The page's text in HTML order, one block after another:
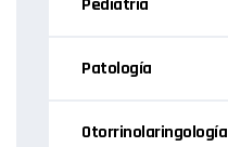
Pediatría
Patología
Otorrinolaringología